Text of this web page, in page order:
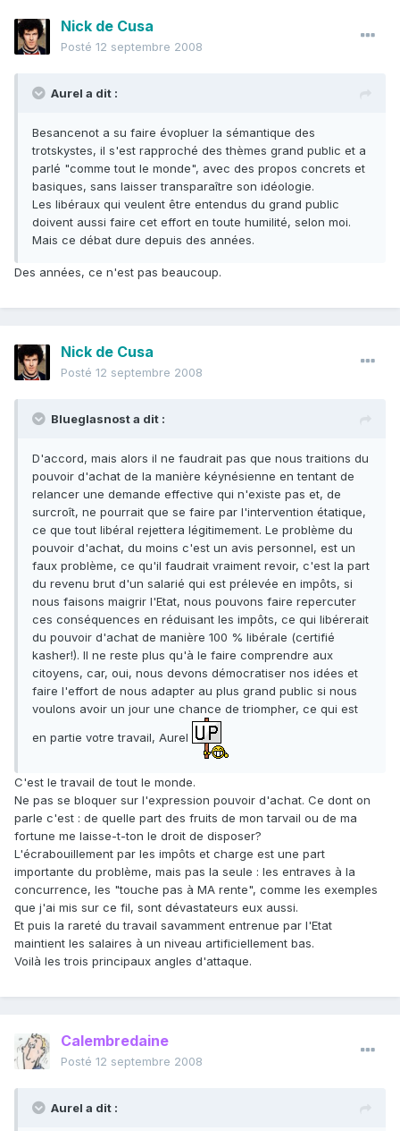
Nick de Cusa
Posté 12 septembre 2008
Aurel a dit :
Besancenot a su faire évopluer la sémantique des
trotskystes, il s'est rapproché des thèmes grand public et a
parlé "comme tout le monde", avec des propos concrets et
basiques, sans laisser transparaître son idéologie.
Les libéraux qui veulent être entendus du grand public
doivent aussi faire cet effort en toute humilité, selon moi.
Mais ce débat dure depuis des années.
Des années, ce n'est pas beaucoup.
Nick de Cusa
Posté 12 septembre 2008
Blueglasnost a dit :
D'accord, mais alors il ne faudrait pas que nous traitions du
pouvoir d'achat de la manière kéynésienne en tentant de
relancer une demande effective qui n'existe pas et, de
surcroît, ne pourrait que se faire par l'intervention étatique,
ce que tout libéral rejettera légitimement. Le problème du
pouvoir d'achat, du moins c'est un avis personnel, est un
faux problème, ce qu'il faudrait vraiment revoir, c'est la part
du revenu brut d'un salarié qui est prélevée en impôts, si
nous faisons maigrir l'Etat, nous pouvons faire repercuter
ces conséquences en réduisant les impôts, ce qui libérerait
du pouvoir d'achat de manière 100 % libérale (certifié
kasher!). Il ne reste plus qu'à le faire comprendre aux
citoyens, car, oui, nous devons démocratiser nos idées et
faire l'effort de nous adapter au plus grand public si nous
voulons avoir un jour une chance de triompher, ce qui est
en partie votre travail, Aurel
C'est le travail de tout le monde.
Ne pas se bloquer sur l'expression pouvoir d'achat. Ce dont on
parle c'est : de quelle part des fruits de mon tarvail ou de ma
fortune me laisse-t-ton le droit de disposer?
L'écrabouillement par les impôts et charge est une part
importante du problème, mais pas la seule : les entraves à la
concurrence, les "touche pas à MA rente", comme les exemples
que j'ai mis sur ce fil, sont dévastateurs eux aussi.
Et puis la rareté du travail savamment entrenue par l'Etat
maintient les salaires à un niveau artificiellement bas.
Voilà les trois principaux angles d'attaque.
Calembredaine
Posté 12 septembre 2008
Aurel a dit :